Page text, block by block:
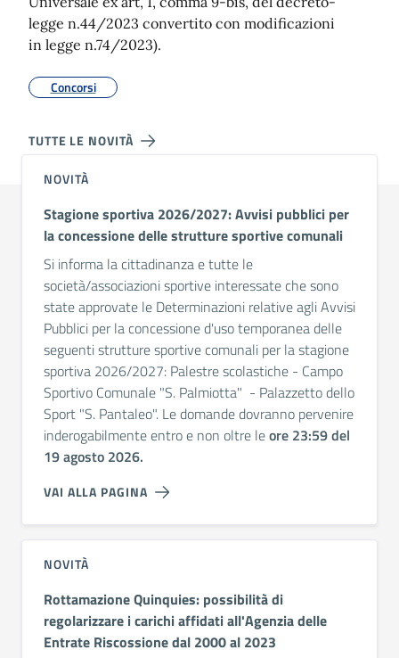
legge n.44/2023 convertito con modificazioni
in legge n.74/2023).
Concorsi
TUTTE LE NOVITÀ
NOVITÀ
Stagione sportiva 2026/2027: Avvisi pubblici per
la concessione delle strutture sportive comunali
Si informa la cittadinanza e tutte le
società/associazioni sportive interessate che sono
state approvate le Determinazioni relative agli Avvisi
Pubblici per la concessione d'uso temporanea delle
seguenti strutture sportive comunali per la stagione
sportiva 2026/2027: Palestre scolastiche - Campo
Sportivo Comunale "S. Palmiotta" - Palazzetto dello
Sport "S. Pantaleo". Le domande dovranno pervenire
inderogabilmente entro e non oltre leore 23:59 del
19 agosto 2026.
VAI ALLA PAGINA
NOVITÀ
Rottamazione Quinquies: possibilità di
regolarizzare i carichi affidati all'Agenzia delle
Entrate Riscossione dal 2000 al 2023